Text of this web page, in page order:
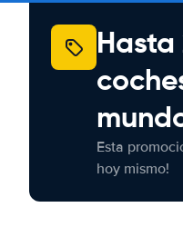
Esta
hoy mismo!